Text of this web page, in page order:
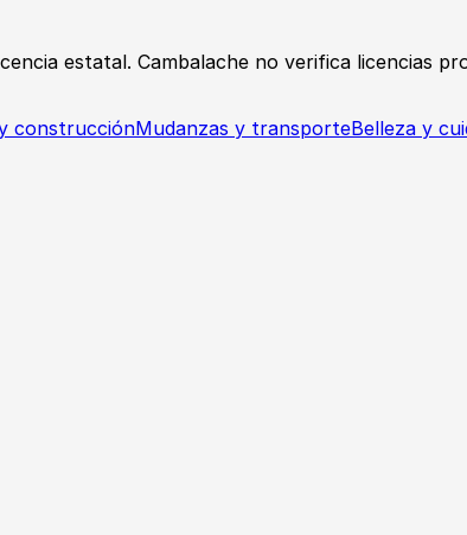
estatal. Cambalache no verifica licencias
construcciónMudanzas y transporteBelleza y